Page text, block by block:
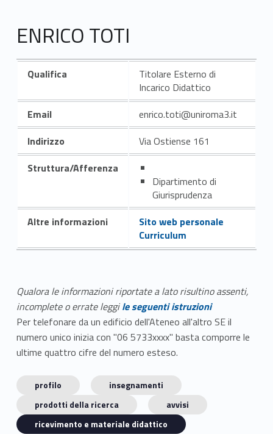
ENRICO TOTI
Qualifica
Titolare Esterno di
Incarico Didattico
Email
enrico.toti@uniroma3.it
Indirizzo
Via Ostiense 161
Struttura/Afferenza
Dipartimento di
Giurisprudenza
Altre informazioni
Sito web personale
Curriculum
Qualora le informazioni riportate a lato risultino assenti,
incomplete o errate leggile seguenti istruzioni
Per telefonare da un edificio dell'Ateneo all'altro SE il
numero unico inizia con "06 5733xxxx" basta comporre le
ultime quattro cifre del numero esteso.
profilo
insegnamenti
prodotti della ricerca
avvisi
ricevimento e materiale didattico